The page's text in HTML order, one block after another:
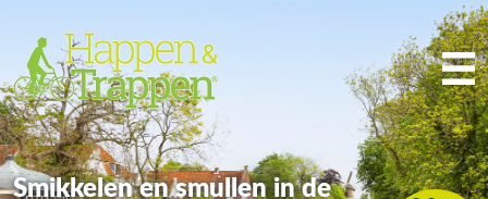
Smikkelen en smullen in de